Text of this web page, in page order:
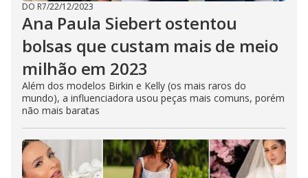
DO R7/22/12/2023
Ana Paula Siebert ostentou
bolsas que custam mais de meio
milhão em 2023
Além dos modelos Birkin e Kelly (os mais raros do
mundo), a influenciadora usou peças mais comuns, porém
não mais baratas